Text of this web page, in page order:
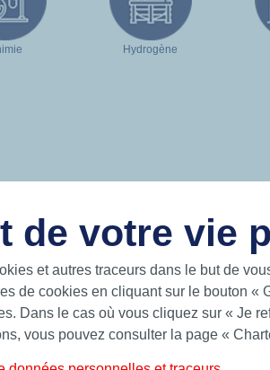
Hydrogène
conçoit et produit des solutions intelligentes pour
et participe à la mobilité du futur sur les mers, sur la
leader d’étanchéité de précision, Hutchinson fournit
et joints de forme.
de votre vie
et autres traceurs dans le but de
de cookies en cliquant sur le bouton «
Dans le cas où vous cliquez sur « Je
vous pouvez consulter la page «